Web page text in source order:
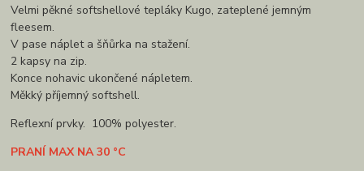
Velmi pěkné softshellové tepláky Kugo, zateplené jemným
fleesem.
V pase náplet a šňůrka na stažení.
2 kapsy na zip.
Konce nohavic ukončené nápletem.
Měkký příjemný softshell.
Reflexní prvky. 100% polyester.
PRANÍ MAX NA 30 °C